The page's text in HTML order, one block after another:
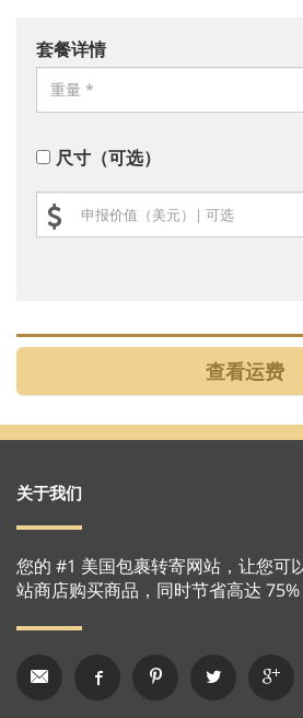
套餐详情
尺寸（可选）
关于我们
您的 #1 美国包裹转寄网站，让您可
站商店购买商品，同时节省高达 75%